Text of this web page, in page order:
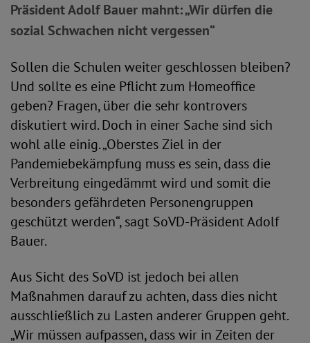
Präsident Adolf Bauer mahnt: „Wir dürfen die
sozial Schwachen nicht vergessen“
Sollen die Schulen weiter geschlossen bleiben?
Und sollte es eine Pflicht zum Homeoffice
geben? Fragen, über die sehr kontrovers
diskutiert wird. Doch in einer Sache sind sich
wohl alle einig. „Oberstes Ziel in der
Pandemiebekämpfung muss es sein, dass die
Verbreitung eingedämmt wird und somit die
besonders gefährdeten Personengruppen
geschützt werden“, sagt SoVD-Präsident Adolf
Bauer.
Aus Sicht des SoVD ist jedoch bei allen
Maßnahmen darauf zu achten, dass dies nicht
ausschließlich zu Lasten anderer Gruppen geht.
„Wir müssen aufpassen, dass wir in Zeiten der